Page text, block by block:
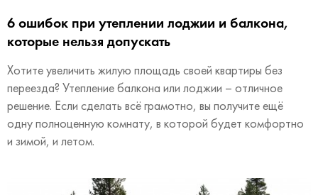
6 ошибок при утеплении лоджии и балкона,
которые нельзя допускать
Хотите увеличить жилую площадь своей квартиры без
переезда? Утепление балкона или лоджии – отличное
решение. Если сделать всё грамотно, вы получите ещё
одну полноценную комнату, в которой будет комфортно
и зимой, и летом.